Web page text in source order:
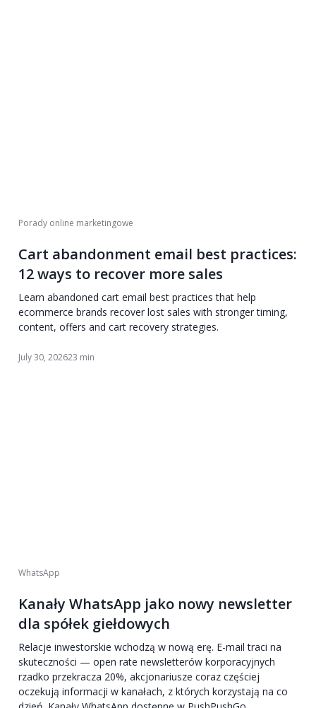
Porady online marketingowe
Cart abandonment email best practices:
12 ways to recover more sales
Learn abandoned cart email best practices that help
ecommerce brands recover lost sales with stronger timing,
content, offers and cart recovery strategies.
July 30, 202623 min
WhatsApp
Kanały WhatsApp jako nowy newsletter
dla spółek giełdowych
Relacje inwestorskie wchodzą w nową erę. E-mail traci na
skuteczności — open rate newsletterów korporacyjnych
rzadko przekracza 20%, akcjonariusze coraz częściej
oczekują informacji w kanałach, z których korzystają na co